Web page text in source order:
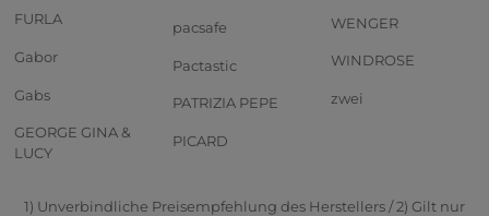
FURLA
Gabor
Gabs
GEORGE GINA &
LUCY
pacsafe
Pactastic
PATRIZIA PEPE
PICARD
WENGER
WINDROSE
zwei
1) Unverbindliche Preisempfehlung des Herstellers / 2) Gilt nur